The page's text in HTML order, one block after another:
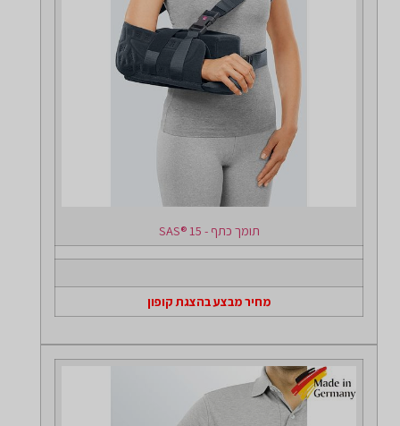
תומך כתף - SAS® 15
מחיר מבצע בהצגת קופון